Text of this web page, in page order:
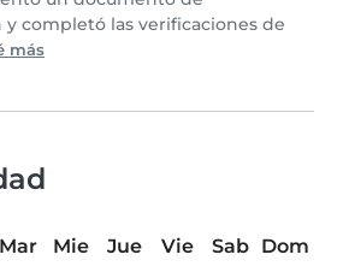
completó las verificaciones de
más
Mar Mie Jue Vie Sab
Dom